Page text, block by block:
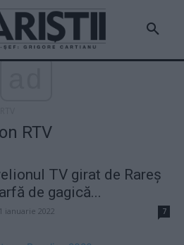
RTV
TV girat de Rareș
de gagică...
ianuarie 2022 7